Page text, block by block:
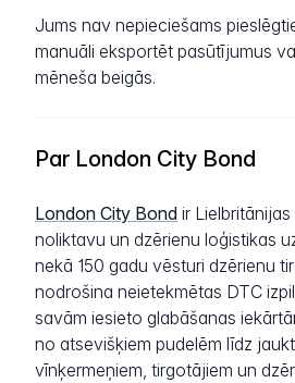
Jums nav nepieciešams
manuāli eksportēt pasūtījumus
mēneša beigās.
Par London City Bond
London City Bond ir
noliktavu un dzērienu loģistikas
nekā 150 gadu vēsturi dzērienu
nodrošina neietekmētas DTC
savām iesieto glabāšanas
no atsevišķiem pudelēm līdz
vīnķermeņiem, tirgotājiem un